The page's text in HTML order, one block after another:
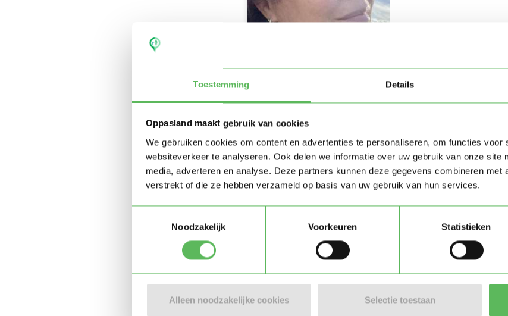
Toestemming Details
Oppasland maakt gebruik van cookies
We gebruiken cookies om content en advertenties te personaliseren, om functies voor
websiteverkeer te analyseren. Ook delen we informatie over uw gebruik van onze site
media, adverteren en analyse. Deze partners kunnen deze gegevens combineren met
verstrekt of die ze hebben verzameld op basis van uw gebruik van hun services.
Noodzakelijk
Voorkeuren Statistieken
Alleen noodzakelijke cookies Selectie toestaan
Kaatje (41)
huis voor werk en vind je
Oppas in Amsterdam
3 dagen geleden
Ingeborg
samen in Buitenveldert